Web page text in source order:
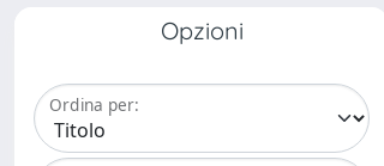
Opzioni
Ordina per: